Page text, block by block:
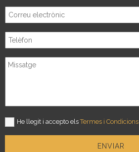
He llegit i accepto elsTermes i Condicions
ENVIAR